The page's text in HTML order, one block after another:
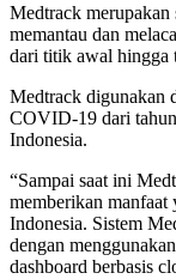
Medtrack
memantau dan
dari titik awal hingga
Medtrack digunakan
COVID-19 dari
Indonesia.
“Sampai saat ini
memberikan manfaat
Indonesia. Sistem
dengan
dashboard berbasis